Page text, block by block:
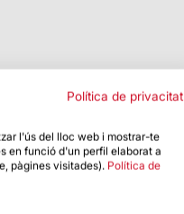
Política de privacitat
l'ús del lloc web i mostrar-te
en funció d'un perfil elaborat a
pàgines visitades). Política de